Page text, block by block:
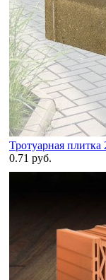
Тротуарная
0.71 руб.